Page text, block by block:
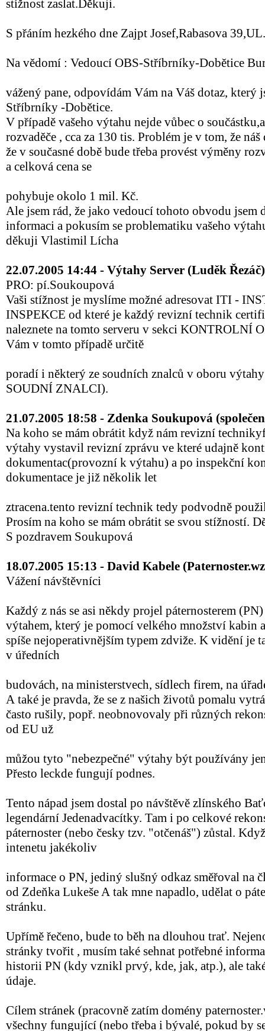
stížnost zaslat.Děkuji.
S přáním hezkého dne Zajpt Josef,Rabasova 39,UL.
Na vědomí : Vedoucí OBS-Stříbrníky-Dobětice
vážený pane, odpovídám Vám na Váš dotaz, který
Stříbrníky -Dobětice.
V případě vašeho výtahu nejde vůbec o
rozvaděče , cca za 130 tis. Problém je v tom, že
že v současné době bude třeba provést výměny
a celková cena se
pohybuje okolo 1 mil. Kč.
Ale jsem rád, že jako vedoucí tohoto obvodu jsem
informaci a pokusím se problematiku vašeho
děkuji Vlastimil Lícha
22.07.2005 14:44 - Výtahy Server (Luděk Řezáč)
PRO: pí.Soukoupová
Vaši stížnost je myslíme možné adresovat ITI -
INSPEKCE od které je každý revizní technik
naleznete na tomto serveru v sekci KONTROLNÍ
Vám v tomto případě určitě
poradí i některý ze soudních znalců v oboru
SOUDNÍ ZNALCI).
21.07.2005 18:58 - Zdenka Soukupová
Na koho se mám obrátit když nám revizní
výtahy vystavil revizní zprávu ve které udajně
dokumentac(provozní k výtahu) a po inspekční
dokumentace je již několik let
ztracena.tento revizní technik tedy podvodně
Prosím na koho se mám obrátit se svou stížností.
S pozdravem Soukupová
18.07.2005 15:13 - David Kabele
Vážení návštěvníci
Každý z nás se asi někdy projel páternosterem
výtahem, který je pomocí velkého množství kabin
spíše nejoperativnějším typem zdviže. K vidění je
v úředních
budovách, na ministerstvech, sídlech firem, na
A také je pravda, že se z našich životů pomalu
často rušily, popř. neobnovovaly při různých
od EU už
můžou tyto "nebezpečné" výtahy být používány
Přesto leckde fungují podnes.
Tento nápad jsem dostal po návštěvě zlínského
legendární Jedenadvacítky. Tam i po celkové
páternoster (nebo česky tzv. "otčenáš") zůstal.
intenetu jakékoliv
informace o PN, jediný slušný odkaz směřoval na
od Zdeňka Lukeše A tak mne napadlo, udělat o
stránku.
Upřímě řečeno, bude to běh na dlouhou trať.
stránky tvořit , musím také sehnat potřebné
historii PN (kdy vznikl prvý, kde, jak, atp.), ale
údaje.
Cílem stránek (pracovně zatím domény
všechny fungující (nebo třeba i bývalé, pokud by